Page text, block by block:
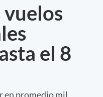
vuelos
el 8
en promedio mil